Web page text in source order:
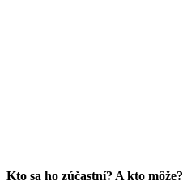
Kto sa ho zúčastní? A kto môže?